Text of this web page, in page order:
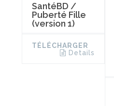
SantéBD /
Puberté Fille
(version 1)
TÉLÉCHARGER
Details